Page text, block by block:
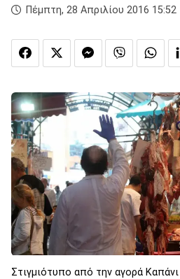
Πέμπτη, 28 Απριλίου 2016 15:52
Στιγμιότυπο από την αγορά